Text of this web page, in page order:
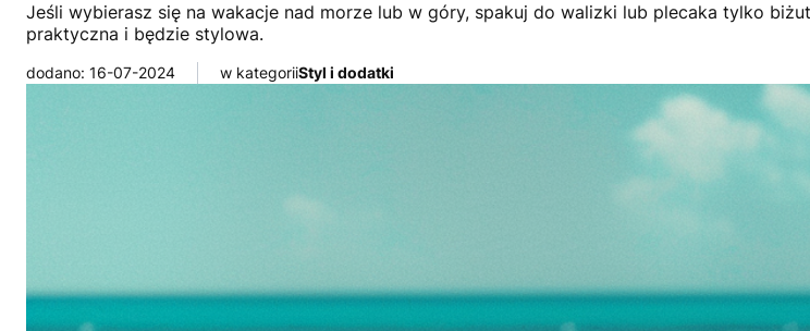
Jeśli wybierasz się na wakacje nad morze lub w góry, spakuj do walizki lub plecaka tylko
praktyczna i będzie stylowa.
dodano: 16-07-2024 w kategoriiStyl i dodatki